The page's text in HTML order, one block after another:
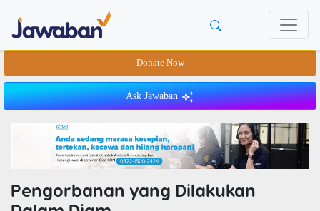
Donate Now
Ask Jawaban
Pengorbanan yang Dilakukan